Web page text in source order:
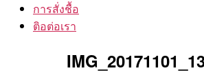
การสั่งชื้อ
ติอต่อเรา